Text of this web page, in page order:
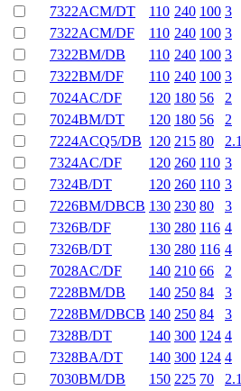
7322ACM/DT
110 240 100 3
7322ACM/DF
110 240 100 3
7322BM/DB
110 240 100 3
7322BM/DF
110 240 100 3
7024AC/DF
120 180 56 2
7024BM/DT
120 180 56 2
7224ACQ5/DB 120 215 80 2.1
7324AC/DF
120 260 110 3
7324B/DT
120 260 110 3
7226BM/DBCB 130 230 80 3
7326B/DF
130 280 116 4
7326B/DT
130 280 116 4
7028AC/DF
140 210 66 2
7228BM/DB
140 250 84 3
7228BM/DBCB 140 250 84 3
7328B/DT
140 300 124 4
7328BA/DT
140 300 124 4
7030BM/DB
150 225 70 2.1